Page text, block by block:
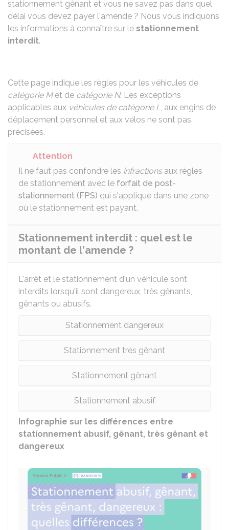
stationnement gênant et vous ne savez pas dans quel
délai vous devez payer l'amende ? Nous vous indiquons
les informations à connaître sur le stationnement
interdit.
Cette page indique les règles pour les véhicules de
catégorie Met de catégorie N. Les exceptions
applicables aux véhicules de catégorie L, aux engins de
déplacement personnel et aux vélos ne sont pas
précisées.
Attention
Il ne faut pas confondre les infractionsaux règles
de stationnement avec le forfait de post-
stationnement (FPS) qui s'applique dans une zone
où le stationnement est payant.
Stationnement interdit : quel est le
montant de l'amende ?
L'arrêt et le stationnement d'un véhicule sont
interdits lorsqu'il sont dangereux, très gênants,
gênants ou abusifs.
Stationnement dangereux
Stationnement très gênant
Stationnement gênant
Stationnement abusif
Infographie sur les différences entre
stationnement abusif, gênant, très gênant et
dangereux